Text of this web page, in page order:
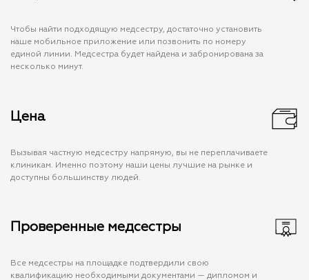
Чтобы найти подходящую медсестру, достаточно установить
наше мобильное приложение или позвонить по номеру
единой линии. Медсестра будет найдена и забронирована за
несколько минут.
Цена
Вызывая частную медсестру напрямую, вы не переплачиваете
клиникам. Именно поэтому наши цены лучшие на рынке и
доступны большинству людей.
Проверенные медсестры
Все медсестры на площадке подтвердили свою
квалификацию необходимыми документами — дипломом и